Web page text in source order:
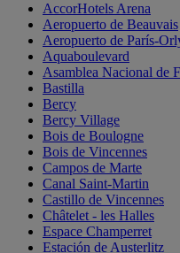
AccorHotels Arena
Aeropuerto de Beauvais
Aeropuerto de París-
Aquaboulevard
Asamblea Nacional de
Bastilla
Bercy
Bercy Village
Bois de Boulogne
Bois de Vincennes
Campos de Marte
Canal Saint-Martin
Castillo de Vincennes
Châtelet - les Halles
Espace Champerret
Estación de Austerlitz